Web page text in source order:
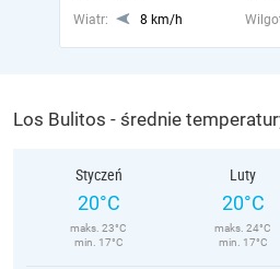
Wiatr:
8 km/h
Los Bulitos - średnie
Styczeń
20°C
maks. 23°C
min. 17°C
Luty
20°C
maks. 24°C
min. 17°C